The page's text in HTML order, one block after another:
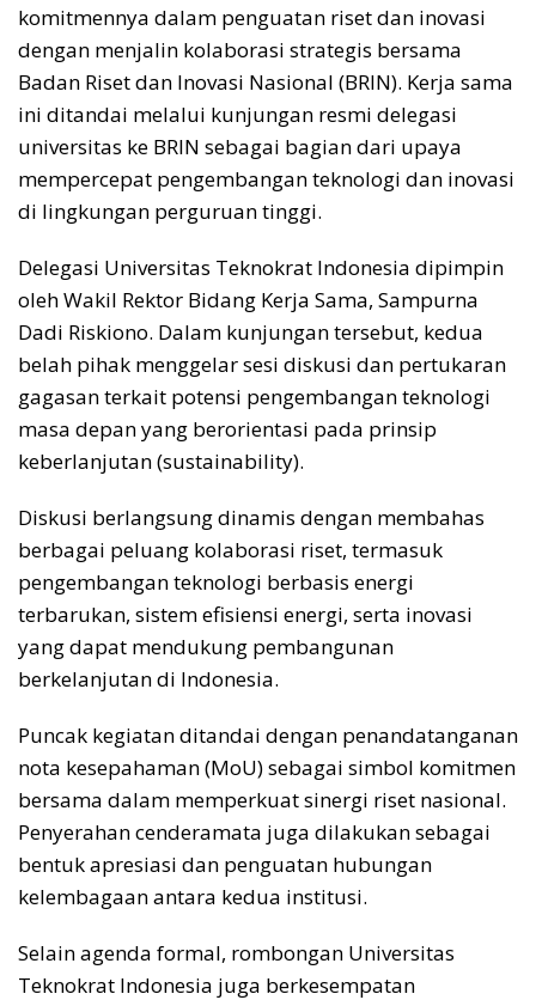
komitmennya dalam penguatan riset dan inovasi
dengan menjalin kolaborasi strategis bersama
Badan Riset dan Inovasi Nasional (BRIN). Kerja sama
ini ditandai melalui kunjungan resmi delegasi
universitas ke BRIN sebagai bagian dari upaya
mempercepat pengembangan teknologi dan inovasi
di lingkungan perguruan tinggi.
Delegasi Universitas Teknokrat Indonesia dipimpin
oleh Wakil Rektor Bidang Kerja Sama, Sampurna
Dadi Riskiono. Dalam kunjungan tersebut, kedua
belah pihak menggelar sesi diskusi dan pertukaran
gagasan terkait potensi pengembangan teknologi
masa depan yang berorientasi pada prinsip
keberlanjutan (sustainability).
Diskusi berlangsung dinamis dengan membahas
berbagai peluang kolaborasi riset, termasuk
pengembangan teknologi berbasis energi
terbarukan, sistem efisiensi energi, serta inovasi
yang dapat mendukung pembangunan
berkelanjutan di Indonesia.
Puncak kegiatan ditandai dengan penandatanganan
nota kesepahaman (MoU) sebagai simbol komitmen
bersama dalam memperkuat sinergi riset nasional.
Penyerahan cenderamata juga dilakukan sebagai
bentuk apresiasi dan penguatan hubungan
kelembagaan antara kedua institusi.
Selain agenda formal, rombongan Universitas
Teknokrat Indonesia juga berkesempatan